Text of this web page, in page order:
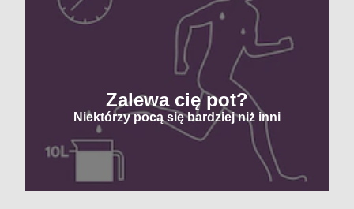
Zalewa cię pot?
Niektórzy pocą się bardziej niż inni